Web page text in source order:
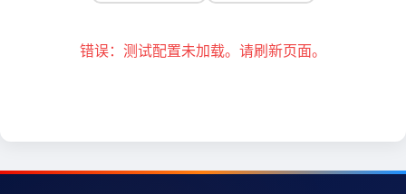
错误：测试配置未加载。请刷新页面。